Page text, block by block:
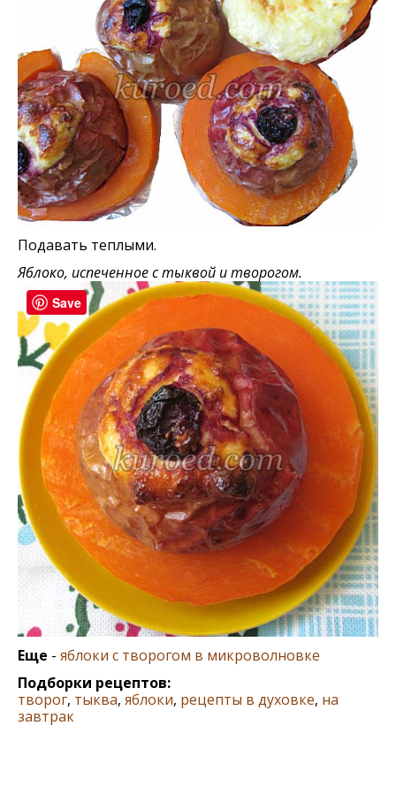
Подавать теплыми.
Яблоко, испеченное с тыквой и творогом.
Еще - яблоки с творогом в микроволновке
Подборки рецептов:
творог, тыква, яблоки, рецепты в духовке, на
завтрак
Save